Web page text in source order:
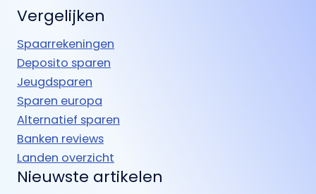
Vergelijken
Spaarrekeningen
Deposito sparen
Jeugdsparen
Sparen europa
Alternatief sparen
Banken reviews
Landen overzicht
Nieuwste artikelen